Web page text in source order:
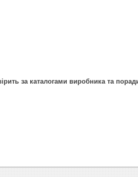
за каталогами виробника та